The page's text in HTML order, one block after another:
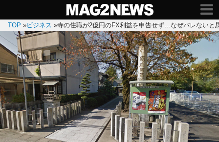
TOP »ビジネス »寺の住職が2億円のFX利益を申告せず…なぜバレないと